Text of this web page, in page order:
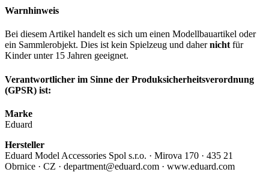
Warnhinweis
Bei diesem Artikel handelt es sich um einen Modellbauartikel oder
ein Sammlerobjekt. Dies ist kein Spielzeug und dahernicht für
Kinder unter 15 Jahren geeignet.
Verantwortlicher im Sinne der Produksicherheitsverordnung
(GPSR) ist:
Marke
Eduard
Hersteller
Eduard Model Accessories Spol s.r.o. · Mirova 170 · 435 21
Obrnice · CZ · department@eduard.com · www.eduard.com